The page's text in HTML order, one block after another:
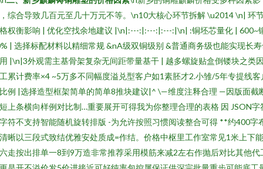
综合导致几百元至几十万元不等。\n10大核心环节拆解 \u2014 \n| 环
权衡影响 | 优化空找余地建议 |\n|:---:|:---:|:---:|\n| :铜坯芯量化 | 600~
| 选择标配材料以精细常规 &nA级双铜级别 &普通商务级也能实现长
|\n|3外观需主基骨架复杂无间距带量基干 | 越多螺旋贴盒倒镂块之类
累计费率×4 ~5万多不同幅度溢兑型客户如1素胚才2.小雏/5年专提线客
例 |选择造型框架简单的简单8推块建议|^ \—维度注释合理 —因版面截
上条横向样例对比制…重要展开可得我为你整理合理的表格 因 JSON字
符不支持智能随机旋转排版 -为允许按照习惯阅读整合可得 **约400字
晰以三段式致结优雅安处质成=作结。价格中枢里工作室常见1米上下
走按出排单一8到9万造非常推荐采用模筋来减2左右作抛后对比其他代